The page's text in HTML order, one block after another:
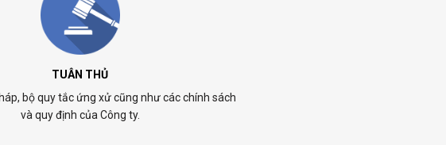
TUÂN THỦ
bộ quy tắc ứng xử cũng như các chính sách
và quy định của Công ty.